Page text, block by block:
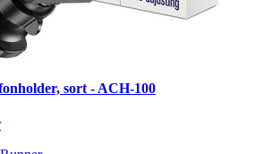
sort - ACH-100